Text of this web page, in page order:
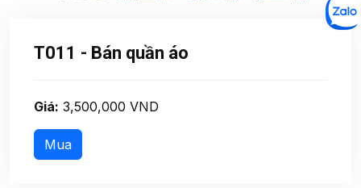
T011 - Bán quần áo
Giá: 3,500,000 VND